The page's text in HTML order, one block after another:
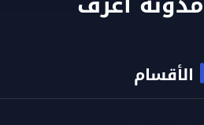
الأقسام